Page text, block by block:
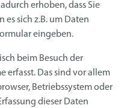
erhoben, dass Sie
es sich z.B. um Daten
eingeben.
beim Besuch der
erfasst. Das sind vor allem
Betriebssystem oder
dieser Daten